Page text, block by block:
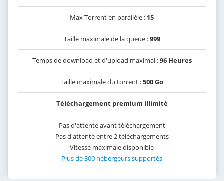
Max Torrent en parallèle : 15
Taille maximale de la queue :999
Temps de download et d'upload maximal :96 Heures
Taille maximale du torrent :500 Go
Téléchargement premium illimité
Pas d'attente avant téléchargement
Pas d'attente entre 2 téléchargements
Vitesse maximale disponible
Plus de 300 hébergeurs supportés